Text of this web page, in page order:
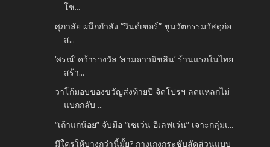
โซ...
ศุภาลัย ผนึกกำลัง “วินด์เซอร์” ชูนวัตกรรมวัสดุก่อ
ส...
‘ศรณ์’ คว้ารางวัล ‘สามดาวมิชลิน’ ร้านแรกในไทย
สร้า...
วาโก้มอบของขวัญส่งท้ายปี จัดโปรฯ ลดแหลกไม่
แบกกลับ ...
“เถ้าแก่น้อย” จับมือ “เซเว่น อีเลฟเว่น” เจาะกลุ่มเ...
มีใครให้บางกว่านี้มั้ย? กางเกงกระชับสัดส่วนแบบ